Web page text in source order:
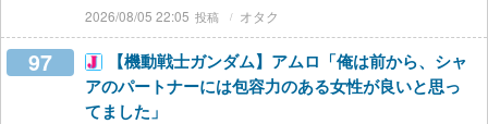
2026/08/05 22:05 オタク
97
【機動戦士ガンダム】アムロ「俺は前から、シャ
アのパートナーには包容力のある女性が良いと思っ
てました」